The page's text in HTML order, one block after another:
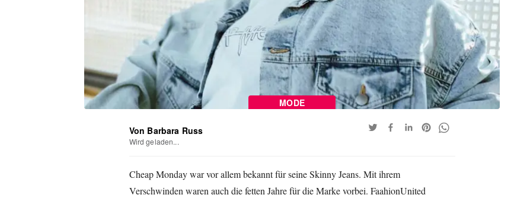
MODE
Von Barbara Russ
Wird geladen...
Cheap Monday war vor allem bekannt für seine Skinny Jeans. Mit ihrem
Verschwinden waren auch die fetten Jahre für die Marke vorbei. FaahionUnited